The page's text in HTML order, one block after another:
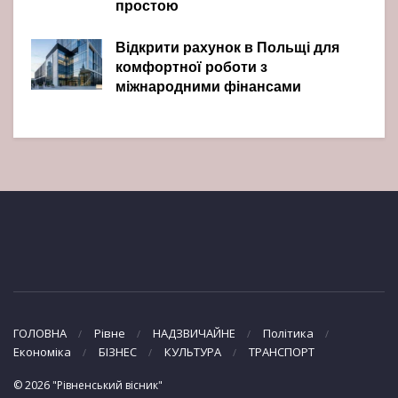
простою
Відкрити рахунок в Польщі для
комфортної роботи з
міжнародними фінансами
ГОЛОВНА Рівне НАДЗВИЧАЙНЕ
Політика
Економіка
БІЗНЕС КУЛЬТУРА ТРАНСПОРТ
© 2026 "Рівненський вісник"